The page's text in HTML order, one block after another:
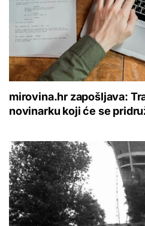
mirovina.hr zapošljava:
novinarku koji će se